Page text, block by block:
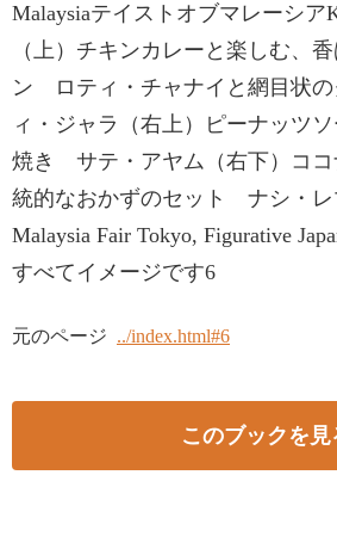
Malaysiaテイストオブマレーシア
（上）チキンカレーと楽しむ、
ン ロティ・チャナイと網目状
ィ・ジャラ（右上）ピーナッツ
焼き サテ・アヤム（右下）ココ
統的なおかずのセット ナシ・
Malaysia Fair Tokyo, Figurative
すべてイメージです6
元のページ ../index.html#6
このブックを見